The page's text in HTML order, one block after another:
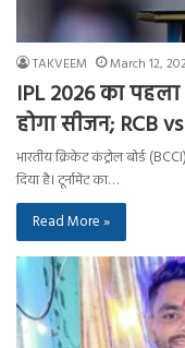
TAKVEEM March 12,
IPL 2026 का
होगा सीजन; RCB
भारतीय क्रिकेट कंट्रोल बोर्ड
दिया है। टूर्नामेंट का…
Read More »